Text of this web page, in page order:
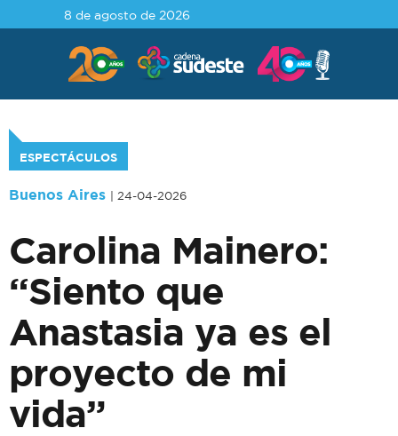
8 de agosto de 2026
ESPECTÁCULOS
Buenos Aires | 24-04-2026
Carolina Mainero:
“Siento que
Anastasia ya es el
proyecto de mi
vida”